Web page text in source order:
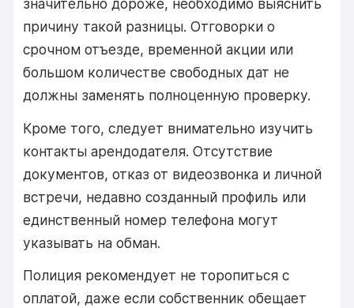
значительно дороже, необходимо выяснить
причину такой разницы. Отговорки о
срочном отъезде, временной акции или
большом количестве свободных дат не
должны заменять полноценную проверку.
Кроме того, следует внимательно изучить
контакты арендодателя. Отсутствие
документов, отказ от видеозвонка и личной
встречи, недавно созданный профиль или
единственный номер телефона могут
указывать на обман.
Полиция рекомендует не торопиться с
оплатой, даже если собственник обещает